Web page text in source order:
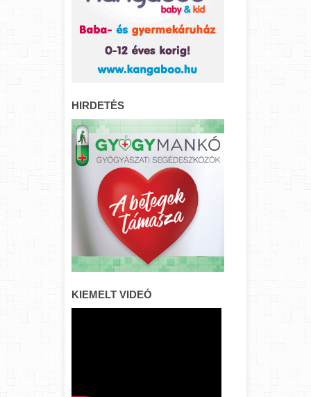
HIRDETÉS
KIEMELT VIDEÓ